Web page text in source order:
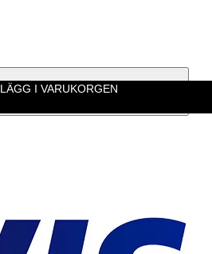
LÄGG I VARUKORGEN